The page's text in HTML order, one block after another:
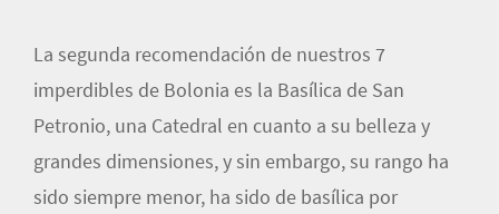
La segunda recomendación de nuestros 7
imperdibles de Bolonia es la Basílica de San
Petronio, una Catedral en cuanto a su belleza y
grandes dimensiones, y sin embargo, su rango ha
sido siempre menor, ha sido de basílica por